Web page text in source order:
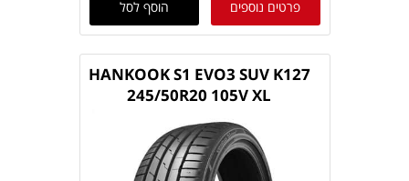
פרטים נוספים הוסף לסל
HANKOOK S1 EVO3 SUV K127
245/50R20 105V XL